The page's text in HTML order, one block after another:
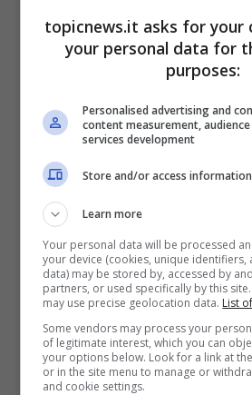
Isola dei famosi,
ancora
A spaventare ancora una
pubblico del reality show
anno di fila da Ilary Blasi è
Vaporidis
caratterizzata da diversi
spesso hanno costretto i
infermeria per sottoporsi alle
Nick Luciani si è presentato
causa di un piccolo infortunio,
della diretta la stessa sorte è
topicnews.it asks for your
your personal data for
purposes:
Personalised advertising and
content measurement,
services development
Store and/or access
Learn more
Your personal data will be processed
your device (cookies, unique identifiers,
data) may be stored by, accessed by
partners, or used specifically by this
may use precise geolocation data. List
Some vendors may process your
of legitimate interest, which you can
your options below. Look for a link at
or in the site menu to manage or
and cookie settings.